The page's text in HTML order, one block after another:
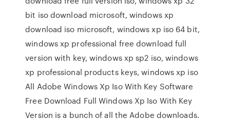
bit iso download microsoft, windows xp
download iso microsoft, windows xp iso 64 bit,
windows xp professional free download full
version with key, windows xp sp2 iso, windows
xp professional products keys, windows xp iso
All Adobe Windows Xp Iso With Key Software
Free Download Full Windows Xp Iso With Key
Version is a bunch of all the Adobe downloads.